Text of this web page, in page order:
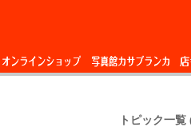
ンラインショップ 写真館カサブランカ 店
トピック一覧